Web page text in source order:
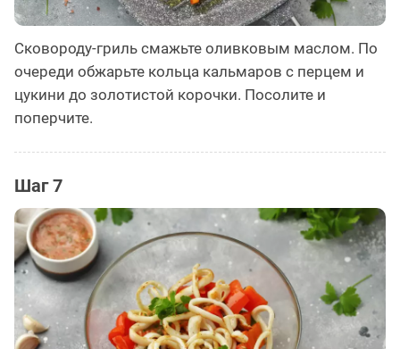
Сковороду-гриль смажьте оливковым маслом. По
очереди обжарьте кольца кальмаров с перцем и
цукини до золотистой корочки. Посолите и
поперчите.
Шаг 7